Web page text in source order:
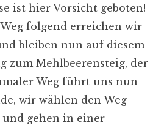
ist hier Vorsicht geboten!
folgend erreichen wir
bleiben nun auf diesem
zum Mehlbeerensteig, der
Weg führt uns nun
wir wählen den Weg
gehen in einer